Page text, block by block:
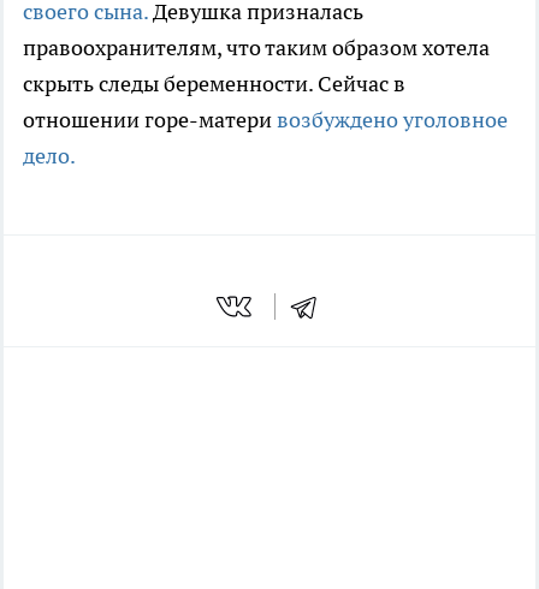
своего сына.Девушка призналась
правоохранителям, что таким образом хотела
скрыть следы беременности. Сейчас в
отношении горе-материвозбуждено уголовное
дело.